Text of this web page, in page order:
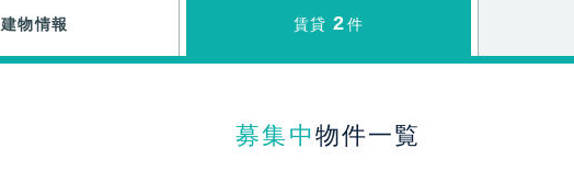
建物情報 賃貸 2 件
募集中 物件一覧